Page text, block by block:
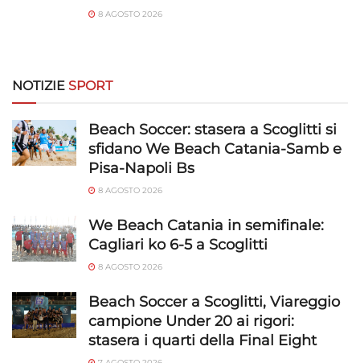
Utilizzare dati di geolocalizzazione precisi,
Garantire la sicurezza, prevenire e
rilevare frodi, correggere errori, Erogare
e presentare pubblicità e contenuto,
Salvare e comunicare le scelte sulla
privacy.
Sempre attivo
8 AGOSTO 2026
NOTIZIE SPORT
Beach Soccer: stasera a Scoglitti si
sfidano We Beach Catania-Samb e
Pisa-Napoli Bs
8 AGOSTO 2026
We Beach Catania in semifinale:
Cagliari ko 6-5 a Scoglitti
8 AGOSTO 2026
Beach Soccer a Scoglitti, Viareggio
campione Under 20 ai rigori:
stasera i quarti della Final Eight